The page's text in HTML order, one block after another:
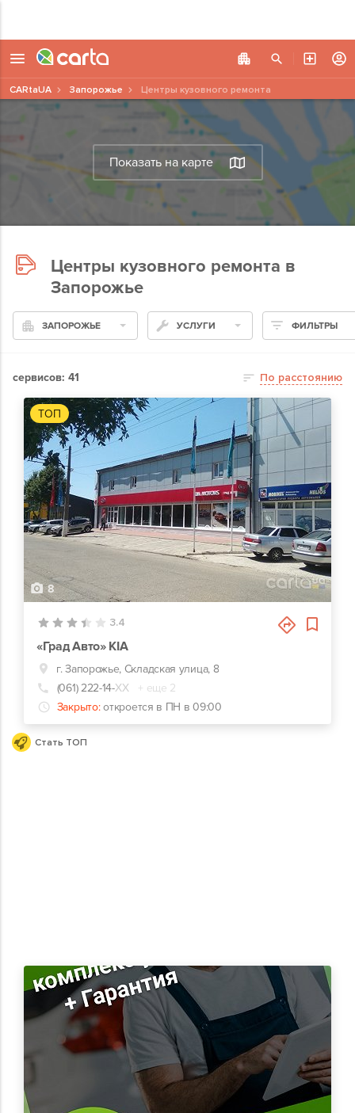
Показать на карте
CARtaUA Запорожье Центры кузовного ремонта
Центры кузовного ремонта в
Запорожье
ЗАПОРОЖЬЕ УСЛУГИ ФИЛЬТРЫ
сервисов: 41 По расстоянию
ТОП
8
3.4
«Град Авто» КІА
г. Запорожье, Складская улица, 8
(061) 222-14-ХХ
+ еще 2
Закрыто: откроется в ПН в 09:00
Стать ТОП